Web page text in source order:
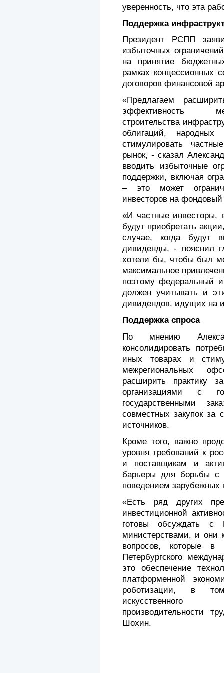
уверенность, что эта
Поддержка
Президент РСПП
избыточных
на принятие
рамках концессионных
договоров финансовой
«Предлагаем
эффективность
строительства
облигаций,
стимулировать
рынок, - сказал
вводить избыточные
поддержки, включая
– это может
инвесторов на
«И частные инвесторы,
будут приобретать
случае, когда будут
дивиденды, - пояснил
хотели бы, чтобы был
максимальное
поэтому федеральный
должен учитывать и
дивидендов, идущих на
Поддержка спроса
По мнению
консолидировать
иных товарах и
межрегиональных
расширить практику
организациями с
государственными
совместных закупок
источников.
Кроме того, важно
уровня требований к
и поставщикам и
барьеры для борьбы с
поведением зарубежных
«Есть ряд других
инвестиционной
готовы обсуждать с
министерствами, и они
вопросов, которые
Петербургского
это обеспечение
платформенной
роботизации, в
искусственного
производительности
Шохин.